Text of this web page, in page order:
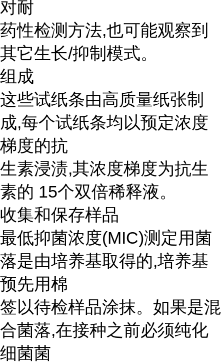
对耐
药性检测方法,也可能观察到
其它生长/抑制模式。
组成
这些试纸条由高质量纸张制
成,每个试纸条均以预定浓度
梯度的抗
生素浸渍,其浓度梯度为抗生
素的 15个双倍稀释液。
收集和保存样品
最低抑菌浓度(MIC)测定用菌
落是由培养基取得的,培养基
预先用棉
签以待检样品涂抹。如果是混
合菌落,在接种之前必须纯化
细菌菌